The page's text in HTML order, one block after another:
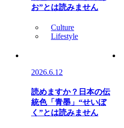
お”とは読みません
Culture
Lifestyle
2026.6.12
読めますか？日本の伝
統色「青墨」“せいぼ
く”とは読みません